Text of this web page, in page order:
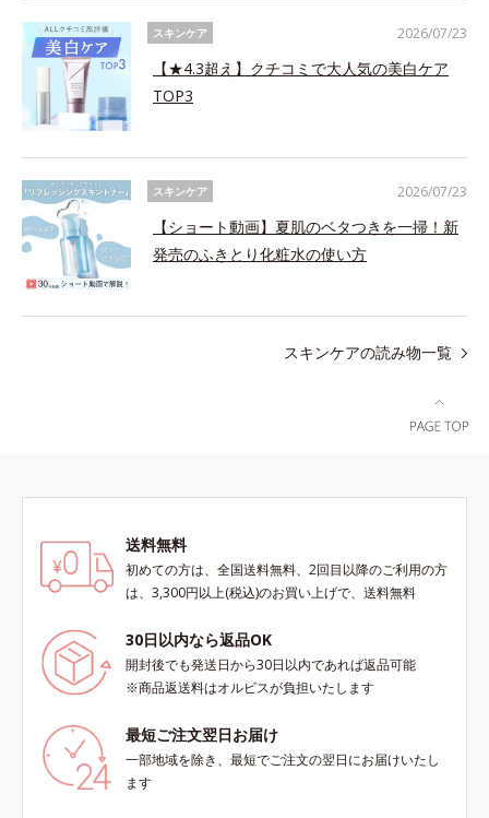
スキンケア
【★4.3超え】クチコミで大人気の美白ケア
TOP3
2026/07/23
スキンケア
【ショート動画】夏肌のベタつきを一掃！新
発売のふきとり化粧水の使い方
2026/07/23
スキンケアの読み物一覧
送料無料
初めての方は、全国送料無料、2回目以降のご利用の方
は、3,300円以上(税込)のお買い上げで、送料無料
30日以内なら返品OK
開封後でも発送日から30日以内であれば返品可能
※商品返送料はオルビスが負担いたします
最短ご注文翌日お届け
一部地域を除き、最短でご注文の翌日にお届けいたし
ます